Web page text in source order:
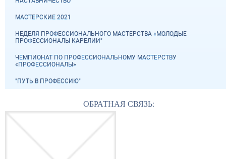
МАСТЕРСКИЕ 2021
НЕДЕЛЯ ПРОФЕССИОНАЛЬНОГО МАСТЕРСТВА «МОЛОДЫЕ
ПРОФЕССИОНАЛЫ КАРЕЛИИ"
ЧЕМПИОНАТ ПО ПРОФЕССИОНАЛЬНОМУ МАСТЕРСТВУ
«ПРОФЕССИОНАЛЫ»
"ПУТЬ В ПРОФЕССИЮ"
ОБРАТНАЯ СВЯЗЬ: